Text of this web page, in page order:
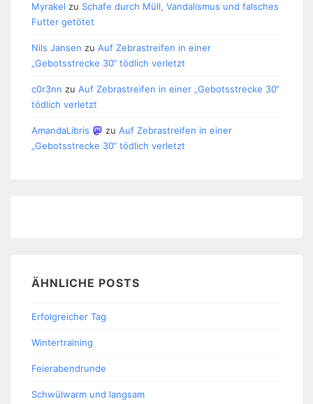
Myrakel zu Schafe durch Müll, Vandalismus und falsches
Futter getötet
Nils Jansen zu Auf Zebrastreifen in einer
„Gebotsstrecke 30“ tödlich verletzt
c0r3nn zu Auf Zebrastreifen in einer „Gebotsstrecke 30“
tödlich verletzt
AmandaLibris zu Auf Zebrastreifen in einer
„Gebotsstrecke 30“ tödlich verletzt
ÄHNLICHE POSTS
Erfolgreicher Tag
Wintertraining
Feierabendrunde
Schwülwarm und langsam